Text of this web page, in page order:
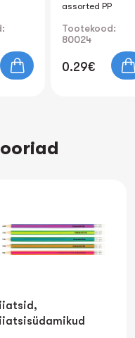
assorted PP
Tootekood:
80024
0.29€